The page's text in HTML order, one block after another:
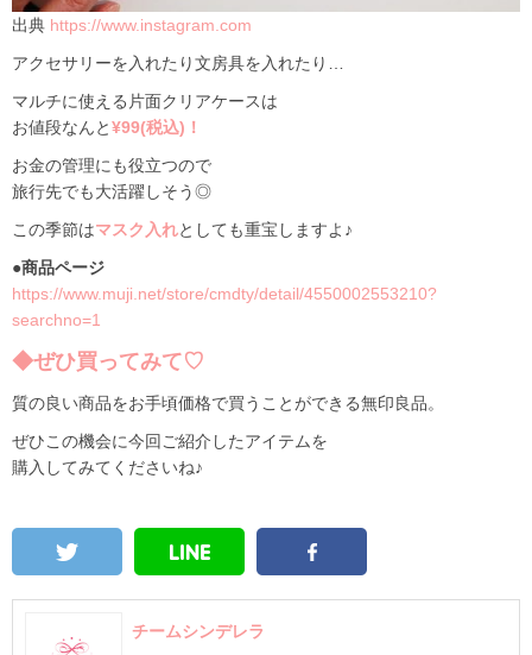
出典 https://www.instagram.com
アクセサリーを入れたり文房具を入れたり…
マルチに使える片面クリアケースは
お値段なんと¥99(税込)！
お金の管理にも役立つので
旅行先でも大活躍しそう◎
この季節はマスク入れとしても重宝しますよ♪
●商品ページ
https://www.muji.net/store/cmdty/detail/4550002553210?
searchno=1
◆ぜひ買ってみて♡
質の良い商品をお手頃価格で買うことができる無印良品。
ぜひこの機会に今回ご紹介したアイテムを
購入してみてくださいね♪
チームシンデレラ